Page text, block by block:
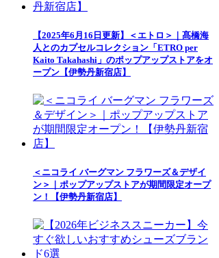
【2025年6月16日更新】＜エトロ＞｜髙橋海
人とのカプセルコレクション「ETRO per
Kaito Takahashi」のポップアップストアをオ
ープン【伊勢丹新宿店】
＜ニコライ バーグマン フラワーズ＆デザイ
ン＞｜ポップアップストアが期間限定オープ
ン！【伊勢丹新宿店】